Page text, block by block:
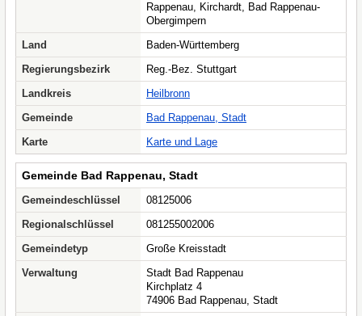
Rappenau, Kirchardt, Bad Rappenau-
Obergimpern
Land
Baden-Württemberg
Regierungsbezirk
Reg.-Bez. Stuttgart
Landkreis
Heilbronn
Gemeinde
Bad Rappenau, Stadt
Karte
Karte und Lage
Gemeinde Bad Rappenau, Stadt
Gemeindeschlüssel
08125006
Regionalschlüssel
081255002006
Gemeindetyp
Große Kreisstadt
Verwaltung
Stadt Bad Rappenau
Kirchplatz 4
74906 Bad Rappenau, Stadt